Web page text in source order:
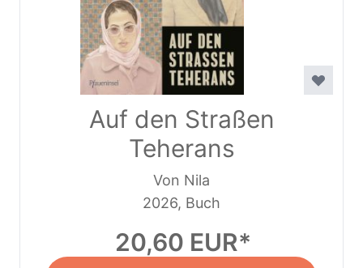
Auf den Straßen
Teherans
Von Nila
2026, Buch
20,60 EUR